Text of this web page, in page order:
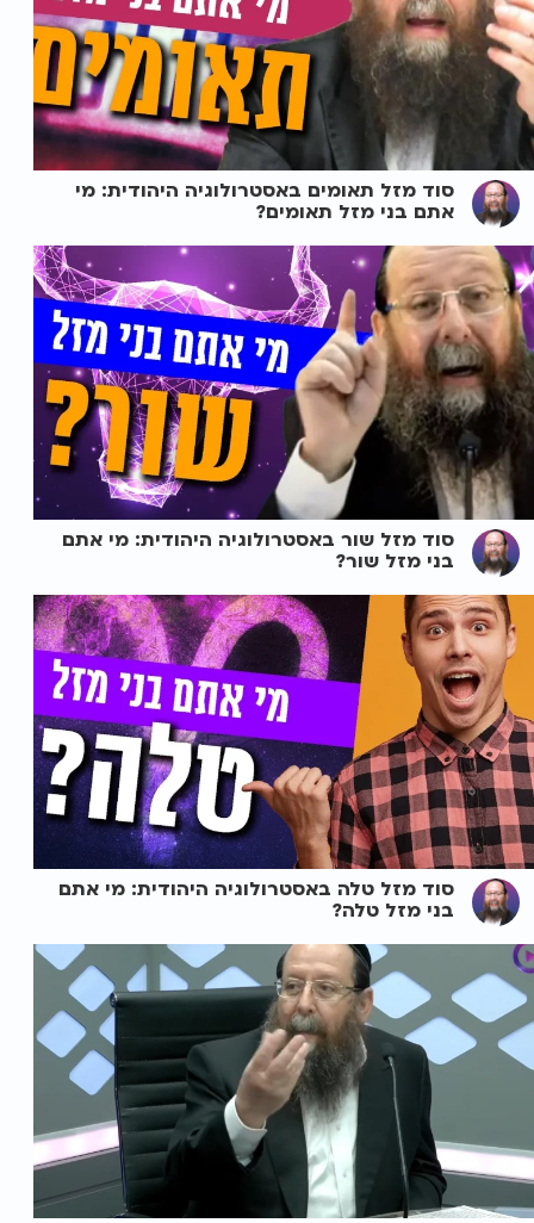
סוד מזל תאומים באסטרולוגיה היהודית: מי
אתם בני מזל תאומים?
סוד מזל שור באסטרולוגיה היהודית: מי אתם
בני מזל שור?
סוד מזל טלה באסטרולוגיה היהודית: מי אתם
בני מזל טלה?